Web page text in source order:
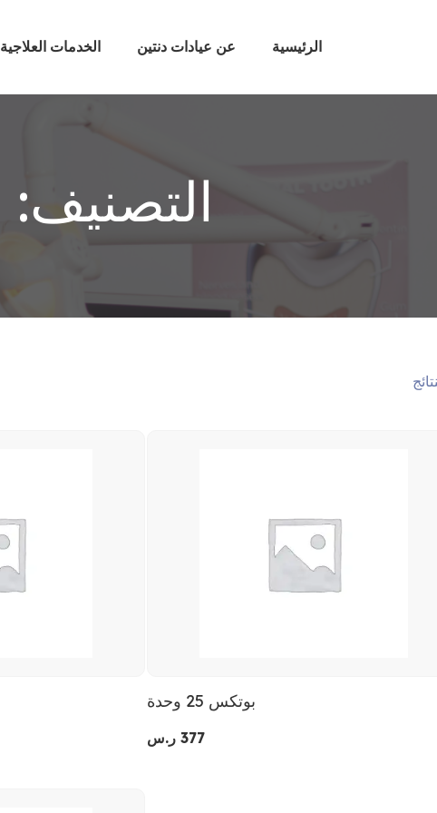
الرئيسية عن عيادات دنتين الخدمات العلاجية
التصنيف:
بوتكس 25 وحدة
377 ر.س